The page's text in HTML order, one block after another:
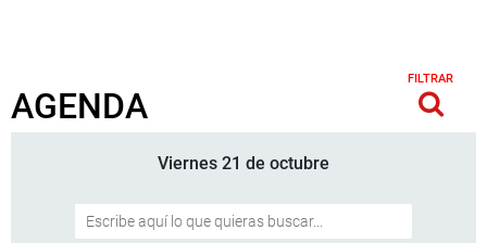
AGENDA
FILTRAR
Viernes 21 de octubre